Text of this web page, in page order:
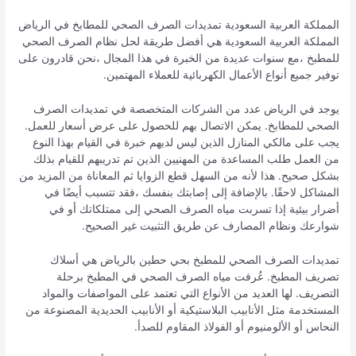
المملكة العربية السعودية تمديدات الصرف الصحي للمطابخ في الرياض
المملكة العربية السعودية هي أفضل طريقة لحل نظام الصرف الصحي
للمطبخ ،مع سنوات عديدة من الخبرة في هذا المجال ،نحن قادرون على
توفير جميع أنواع الأعمال الكهربائية للعملاء المهتمين.
يوجد في الرياض عدد من الشركات المتخصصة في تمديدات الصرف
الصحي للمطابخ. يمكن الاتصال بهم للحصول على عرض أسعار للعمل.
يجب على مالكي المنازل الذين ليس لديهم خبرة في القيام بهذا النوع
من العمل طلب المساعدة من المهنيين الذين تم تدريبهم للقيام بذلك
بشكل صحيح. هذا لأنه من السهل قطع الزوايا ثم المعاناة من المزيد من
المشاكل لاحقًا. بالإضافة إلى إصابتك بنفسك ،فقد تتسبب أيضًا في
أضرار بيئية إذا تسربت مياه الصرف الصحي إلى ممتلكاتك أو في
شوارعك ونظام المصارف عن طريق التثبيت غير الصحيح.
تمديدات الصرف الصحي للمطبخ بحي حطين بالرياض هي أسلاك
تصريف المطبخ. عُرفت مياه الصرف الصحي في المطبخ برحلة
التصريف. لها العديد من الأنواع التي تعتمد على المواصفات والمواد
المستخدمة مثل الأنابيب البلاستيكية أو الأنابيب الحديدية المصنوعة من
النحاس أو الألومنيوم أو الفولاذ المقاوم للصدأ.